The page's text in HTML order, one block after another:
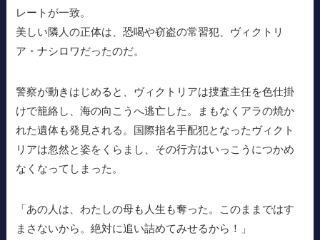
レートが一致。
美しい隣人の正体は、恐喝や窃盗の常習犯、ヴィクトリ
ア・ナシロワだったのだ。
警察が動きはじめると、ヴィクトリアは捜査主任を色仕掛
けで籠絡し、海の向こうへ逃亡した。まもなくアラの焼か
れた遺体も発見される。国際指名手配犯となったヴィクト
リアは忽然と姿をくらまし、その行方はいっこうにつかめ
なくなってしまった。
「あの人は、わたしの母も人生も奪った。このままではす
まさないから。絶対に追い詰めてみせるから！」